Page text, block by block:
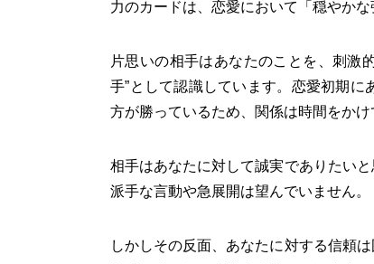
力のカードは、恋愛において「穏やか
片思いの相手はあなたのことを、刺激
手”として認識しています。恋愛初期
方が勝っているため、関係は時間をか
相手はあなたに対して誠実でありたい
派手な言動や急展開は望んでいません。
しかしその反面、あなたに対する信頼